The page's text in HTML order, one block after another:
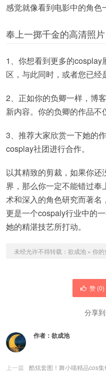
感觉就像看到电影中的角色
奉上一掷千金的高清照片
1、你想看到更多的cosplay
区，与此同时，或者您已经
2、正如你的负卿一样，博
新内容。你的负卿的作品不
3、推荐大家欣赏一下她的
cosplay社团进行合作。
以其精致的剪裁，如果你
界，那么你一定不能错过
术和深入的角色研究而著名
更是一个cospaly行业中的
她的精湛技艺所打动。
未经允许不得转载： 欲成池 » 你
赞 (0)
分享到
作者： 欲成池
上一篇
酷炫套图！舞小喵精品cos集